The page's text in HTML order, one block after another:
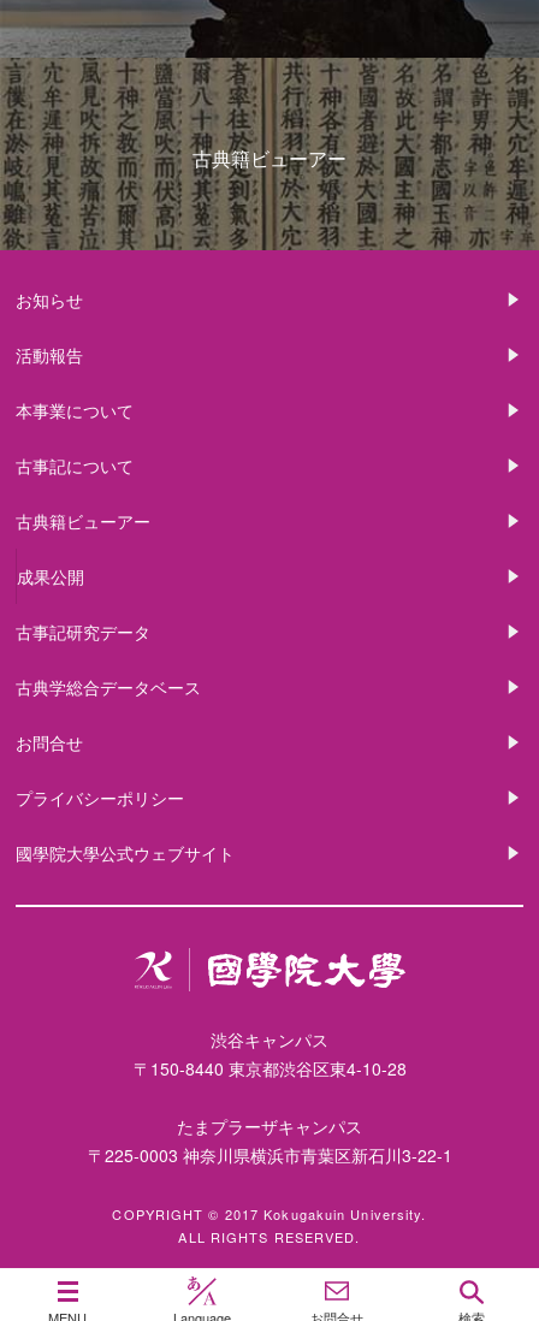
古典籍ビューアー
お知らせ
活動報告
本事業について
古事記について
古典籍ビューアー
成果公開
古事記研究データ
古典学総合データベース
お問合せ
プライバシーポリシー
國學院大學公式ウェブサイト
渋谷キャンパス
〒150-8440 東京都渋谷区東4-10-28
たまプラーザキャンパス
〒225-0003 神奈川県横浜市青葉区新石川3-22-1
COPYRIGHT © 2017 Kokugakuin University.
ALL RIGHTS RESERVED.